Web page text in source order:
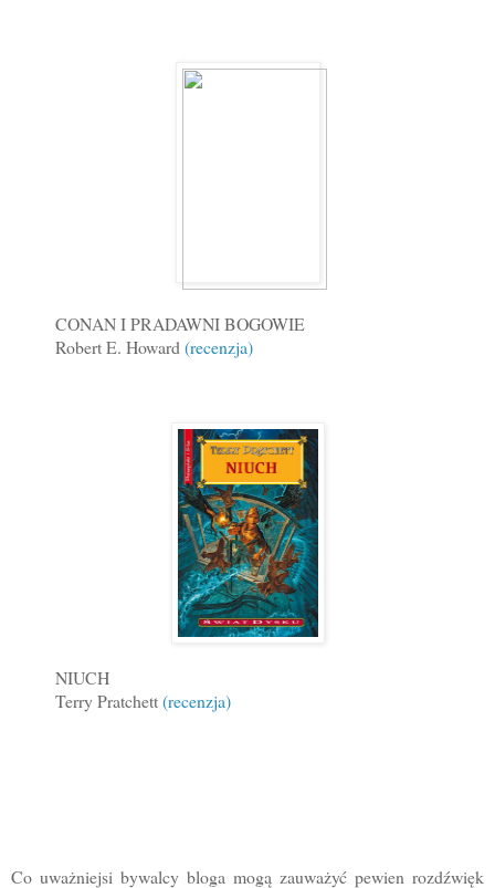
CONAN I PRADAWNI BOGOWIE
Robert E. Howard (recenzja)
NIUCH
Terry Pratchett(recenzja)
Co uważniejsi bywalcy bloga mogą zauważyć pewien rozdźwięk